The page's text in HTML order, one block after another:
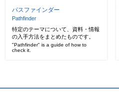
パスファインダー
Pathfinder
特定のテーマについて、資料・情報
の入手方法をまとめたものです。
"Pathfinder" is a guide of how to
check it.